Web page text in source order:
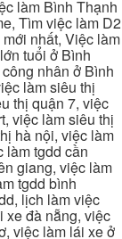
làm Bình Thạnh
Tìm việc làm D2
nhất, Việc làm
tuổi ở Bình
nhân ở Bình
làm siêu thị
thị quận 7, việc
việc làm siêu thị
hà nội, việc làm
làm tgdd cần
giang, việc làm
tgdd bình
lịch làm việc
xe đà nẵng, việc
việc làm lái xe ở